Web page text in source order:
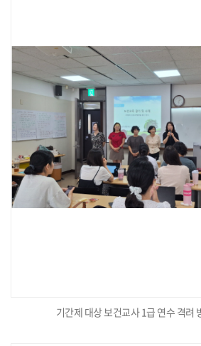
기간제 대상 보건교사 1급 연수 격려